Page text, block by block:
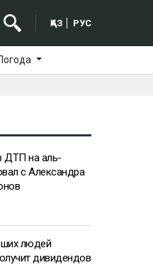
ҚАЗ РУС
ДТП на аль-
с Александра
людей
дивидендов